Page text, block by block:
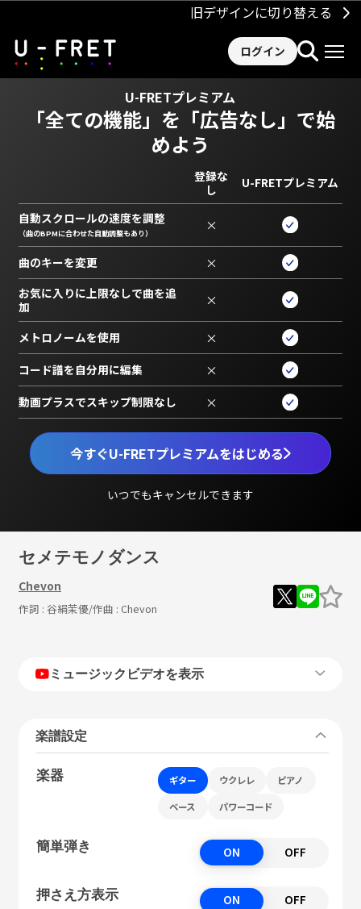
旧デザインに切り替える
ログイン
U-FRETプレミアム
「全ての機能」を 「広告なし」で始
めよう
今すぐU-FRETプレミアムをはじめる
いつでもキャンセルできます
登録な
し
U-FRETプレミアム
自動スクロールの速度を調整
（曲のBPMに合わせた自動調整もあり） ×
曲のキーを変更 ×
お気に入りに上限なしで曲を追
加
×
メトロノームを使用 ×
コード譜を自分用に編集 ×
動画プラスでスキップ制限なし ×
セメテモノダンス
Chevon
作詞 : 谷絹茉優/作曲 : Chevon
ミュージックビデオを表示
楽譜設定
楽器 ギター ウクレレ ピアノ
ベース パワーコード
簡単弾き ON OFF
押さえ方表示 ON OFF